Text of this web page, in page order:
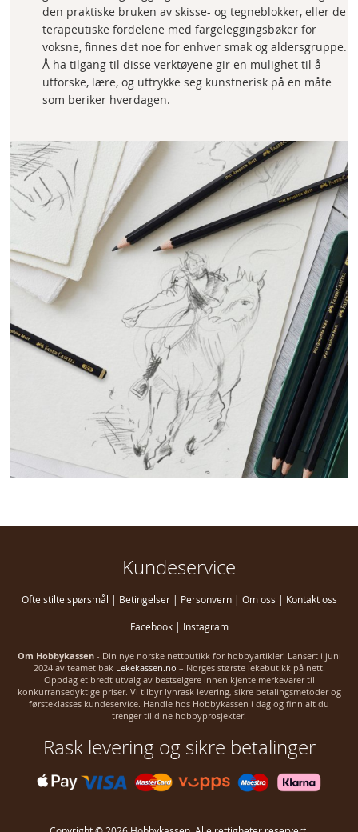
den praktiske bruken av skisse- og tegneblokker, eller de
terapeutiske fordelene med fargeleggingsbøker for
voksne, finnes det noe for enhver smak og aldersgruppe.
Å ha tilgang til disse verktøyene gir en mulighet til å
utforske, lære, og uttrykke seg kunstnerisk på en måte
som beriker hverdagen.
Kundeservice
Ofte stilte spørsmål | Betingelser| Personvern | Om oss | Kontakt oss
Facebook| Instagram
Om Hobbykassen- Din nye norske nettbutikk for hobbyartikler! Lansert i juni
2024 av teamet bak Lekekassen.no – Norges største lekebutikk på nett.
Oppdag et bredt utvalg av bestselgere innen kjente merkevarer til
konkurransedyktige priser. Vi tilbyr lynrask levering, sikre betalingsmetoder og
førsteklasses kundeservice. Handle hos Hobbykassen i dag og finn alt du
trenger til dine hobbyprosjekter!
Rask levering og sikre betalinger